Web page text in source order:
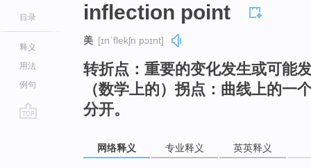
目录
释义
用法
例句
inflection point
美 [ɪnˈflekʃn pɔɪnt]
转折点：重要的变化发生或可能
（数学上的）拐点：曲线上的一
分开。
网络释义 专业释义 英英释义